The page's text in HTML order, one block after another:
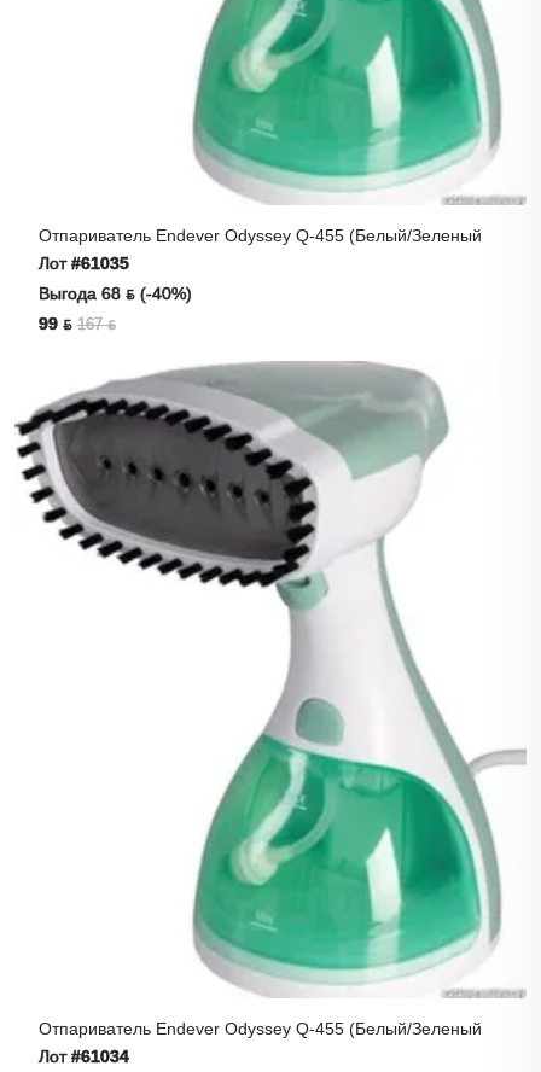
Отпариватель Endever Odyssey Q-455 (белый/зеленый
Лот#61035
Выгода 68 ƃ (-40%)
99 ƃ 167 ƃ
Отпариватель Endever Odyssey Q-455 (белый/зеленый
Лот#61034